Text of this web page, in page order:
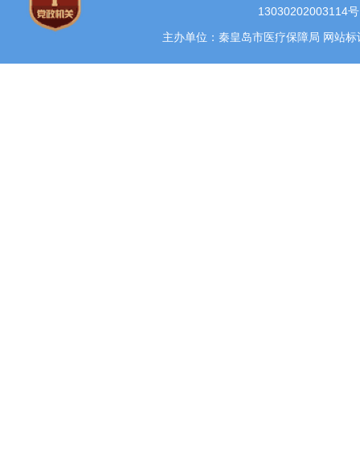
13030202003114号
主办单位：秦皇岛市医疗保障局 网站